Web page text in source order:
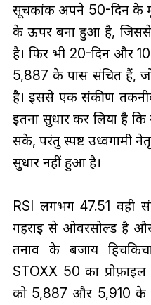
सूचकांक अपने 50-दिन के
के ऊपर बना हुआ है, जिससे
है। फिर भी 20-दिन और
5,887 के पास संचित हैं,
है। इससे एक संकीर्ण
इतना सुधार कर लिया है
सके, परंतु स्पष्ट उर्ध्वगामी
सुधार नहीं हुआ है।
RSI लगभग 47.51 वही
गहराई से ओवरसोल्ड है
तनाव के बजाय
STOXX 50 का
को 5,887 और 5,910 के